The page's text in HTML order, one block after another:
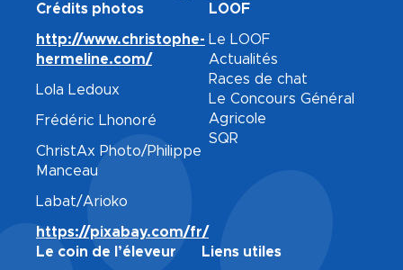
Crédits photos
http://www.christophe-
hermeline.com/
Lola Ledoux
Frédéric Lhonoré
ChristAx Photo/Philippe
Manceau
Labat/Arioko
https://pixabay.com/fr/
LOOF
Le LOOF
Actualités
Races de chat
Le Concours Général
Agricole
SQR
Le coin de l’éleveur Liens utiles